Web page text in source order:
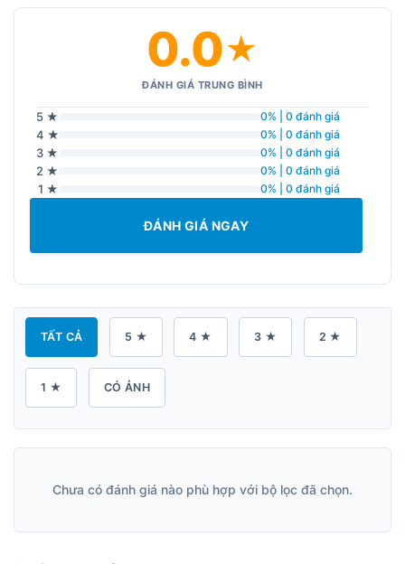
0.0★
ĐÁNH GIÁ TRUNG BÌNH
5 ★ 0% | 0 đánh giá
4 ★ 0% | 0 đánh giá
3 ★ 0% | 0 đánh giá
2 ★ 0% | 0 đánh giá
1 ★ 0% | 0 đánh giá
ĐÁNH GIÁ NGAY
TẤT CẢ 5 ★ 4 ★ 3 ★ 2 ★
1 ★ CÓ ẢNH
Chưa có đánh giá nào phù hợp với bộ lọc đã chọn.